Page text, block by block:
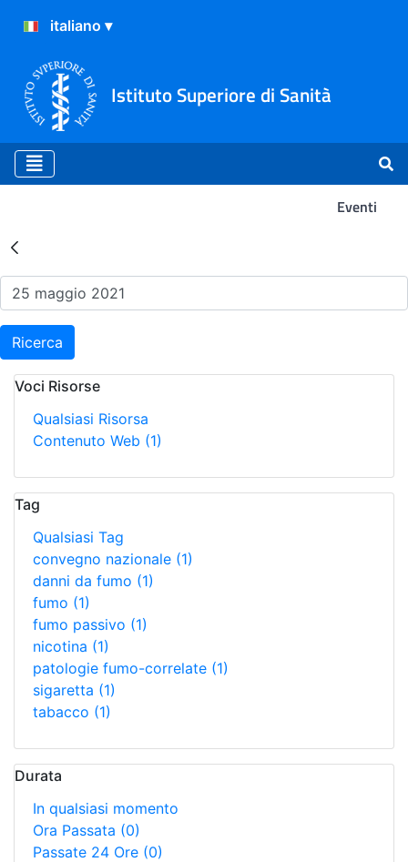
Istituto Superiore di Sanità
Eventi
Risultati della Ricerca -
Ricerca
Voci Risorse
Qualsiasi Risorsa
Contenuto Web (1)
Tag
Qualsiasi Tag
convegno nazionale (1)
danni da fumo (1)
fumo (1)
fumo passivo (1)
nicotina (1)
patologie fumo-correlate (1)
sigaretta (1)
tabacco (1)
Durata
In qualsiasi momento
Ora Passata (0)
Passate 24 Ore (0)